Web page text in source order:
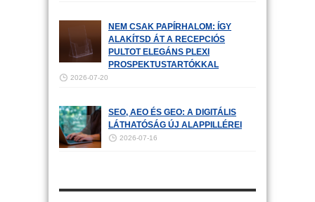
NEM CSAK PAPÍRHALOM: ÍGY
ALAKÍTSD ÁT A RECEPCIÓS
PULTOT ELEGÁNS PLEXI
PROSPEKTUSTARTÓKKAL
2026-07-20
SEO, AEO ÉS GEO: A DIGITÁLIS
LÁTHATÓSÁG ÚJ ALAPPILLÉREI
2026-07-16